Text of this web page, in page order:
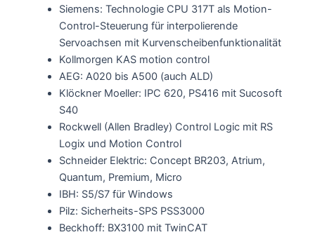
Siemens: Technologie CPU 317T als Motion-
Control-Steuerung für interpolierende
Servoachsen mit Kurvenscheibenfunktionalität
Kollmorgen KAS motion control
AEG: A020 bis A500 (auch ALD)
Klöckner Moeller: IPC 620, PS416 mit Sucosoft
S40
Rockwell (Allen Bradley) Control Logic mit RS
Logix und Motion Control
Schneider Elektric: Concept BR203, Atrium,
Quantum, Premium, Micro
IBH: S5/S7 für Windows
Pilz: Sicherheits-SPS PSS3000
Beckhoff: BX3100 mit TwinCAT